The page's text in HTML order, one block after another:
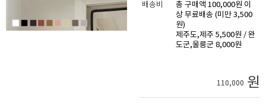
배송비
총 구매액 100,000원 이
상 무료배송 (미만 3,500
원)
제주도,제주 5,500원 / 완
도군,울릉군 8,000원
110,000 원